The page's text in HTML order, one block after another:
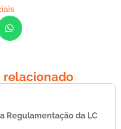
relacionado
Regulamentação da LC